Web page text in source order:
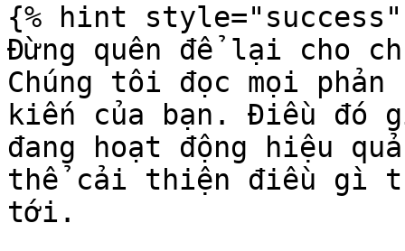
{% hint style="success"
Đừng quên để lại cho
Chúng tôi đọc mọi
kiến của bạn. Điều đó
đang hoạt động hiệu
thể cải thiện điều gì
tới.